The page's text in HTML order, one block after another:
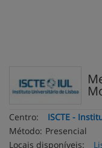
Centro:
ISCTE -
Método: Presencial
Locais disponíveis: